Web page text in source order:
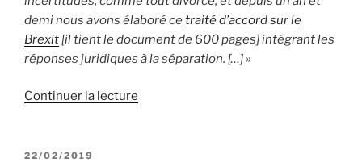
demi nous avons élaboré cetraité d’accord sur le
Brexit[il tient le document de 600 pages] intégrant les
réponses juridiques à la séparation. […] »
Continuer la lecture
PUBLIÉ
22/02/2019